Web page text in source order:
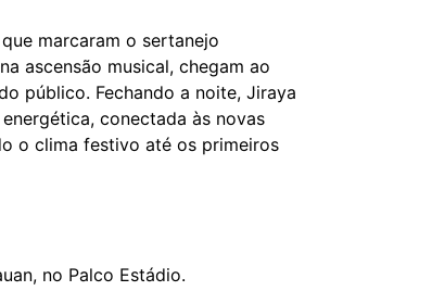
marcaram o sertanejo
ascensão musical, chegam ao
público. Fechando a noite, Jiraya
conectada às novas
o clima festivo até os primeiros
no Palco Estádio.